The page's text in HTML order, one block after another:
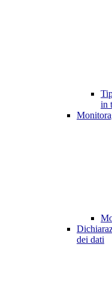
in
dei dati